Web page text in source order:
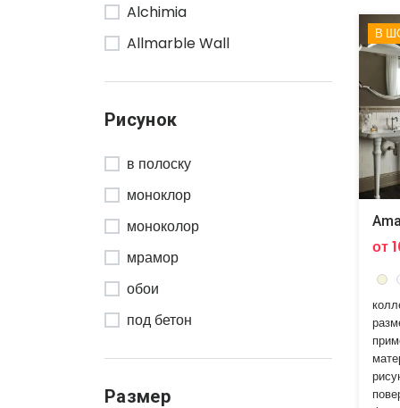
Supergres
Terratinta
Tonalite
Alchimia
Allmarble Wall
Appeal
Artic
Astoria
Autonomy
Axi
Bliss
Boheme
Boiserie
Рисунок
в полоску
моноклор
моноколор
мрамор
обои
под бетон
Размер
В
от